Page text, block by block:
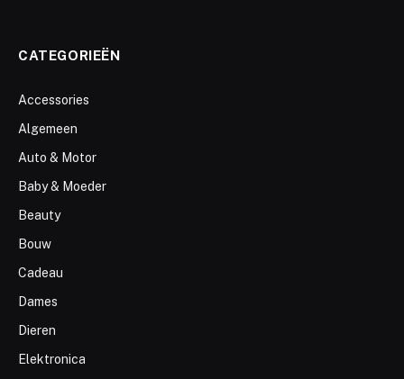
CATEGORIEËN
Accessories
Algemeen
Auto & Motor
Baby & Moeder
Beauty
Bouw
Cadeau
Dames
Dieren
Elektronica